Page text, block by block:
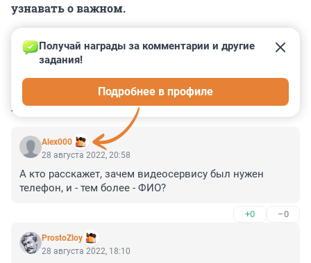
узнавать о важном.
КОММЕНТАРИИ 7
Alex000
Получай награды за комментарии и другие
задания!
Подробнее в профиле
28 августа 2022, 20:58
А кто расскажет, зачем видеосервису был нужен
телефон, и - тем более - ФИО?
+0 –0
ProstoZloy
28 августа 2022, 18:10